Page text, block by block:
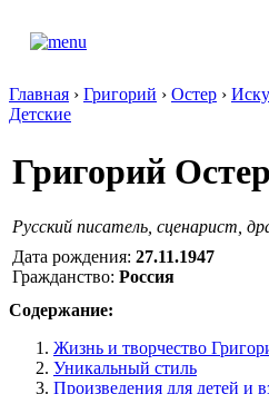
Главная › Григорий › Остер ›
Детские
Григорий Остер
Русский писатель, сценарист,
Дата рождения: 27.11.1947
Гражданство: Россия
Содержание:
Жизнь и творчество
Уникальный стиль
Произведения для детей и